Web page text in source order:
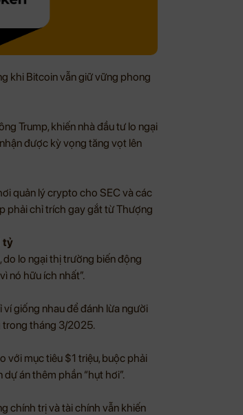
khi Bitcoin vẫn giữ vững phong
Trump, khiến nhà đầu tư lo ngại
được kỳ vọng tăng vọt lên
quản lý crypto cho SEC và các
phải chỉ trích gay gắt từ Thượng
tỷ
lo ngại thị trường biến động
nó hữu ích nhất”.
giống nhau để đánh lừa người
trong tháng 3/2025.
mục tiêu $1 triệu, buộc phải
án thêm phần “hụt hơi”.
chính trị và tài chính vẫn khiến